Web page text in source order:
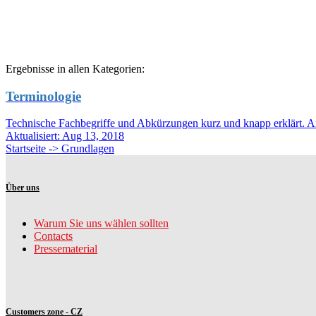
Ergebnisse in allen Kategorien:
Terminologie
Technische Fachbegriffe und Abkürzungen kurz und knapp erklärt.
Aktualisiert: Aug 13, 2018
Startseite -> Grundlagen
Über uns
Warum Sie uns wählen sollten
Contacts
Pressematerial
Customers zone - CZ